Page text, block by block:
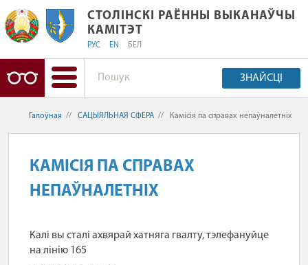
СТОЛІНСКІ РАЁННЫ ВЫКАНАЎЧЫ
СТОЛІНСКІ РАЁННЫ ВЫКАНАЎЧЫ
КАМІТЭТ
РУС EN БЕЛ
ЗНАЙСЦІ
Галоўная // САЦЫЯЛЬНАЯ СФЕРА // Камісія па справах непаўналетніх
КАМІСІЯ ПА СПРАВАХ
НЕПАЎНАЛЕТНІХ
Калі вы сталі ахвярай хатняга гвалту, тэлефануйце
на лінію 165